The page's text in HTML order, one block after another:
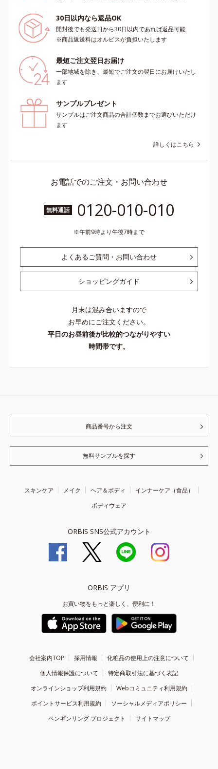
30日以内なら返品OK
開封後でも発送日から30日以内であれば返品可能
※商品返送料はオルビスが負担いたします
最短ご注文翌日お届け
一部地域を除き、最短でご注文の翌日にお届けいたし
ます
サンプルプレゼント
サンプルはご注文商品の合計個数までお選びいただけ
ます
詳しくはこちら
お電話でのご注文・お問い合わせ
無料通話 0120-010-010
午前9時より午後7時まで
よくあるご質問・お問い合わせ
ショッピングガイド
月末は混み合いますので
お早めにご注文ください。
平日のお昼前後が比較的つながりやすい
時間帯です。
商品番号から注文
無料サンプルを探す
スキンケア メイク ヘア＆ボディ
インナーケア（食品）
ボディウェア
ORBIS SNS公式アカウント
ORBIS アプリ
お買い物をもっと楽しく、便利に！
会社案内TOP 採用情報
化粧品の使用上の注意について
個人情報保護について
特定商取引法に基づく表記
オンラインショップ利用規約
Webコミュニティ利用規約
ポイントサービス利用規約
ソーシャルメディアポリシー
ペンギンリング プロジェクト
サイトマップ